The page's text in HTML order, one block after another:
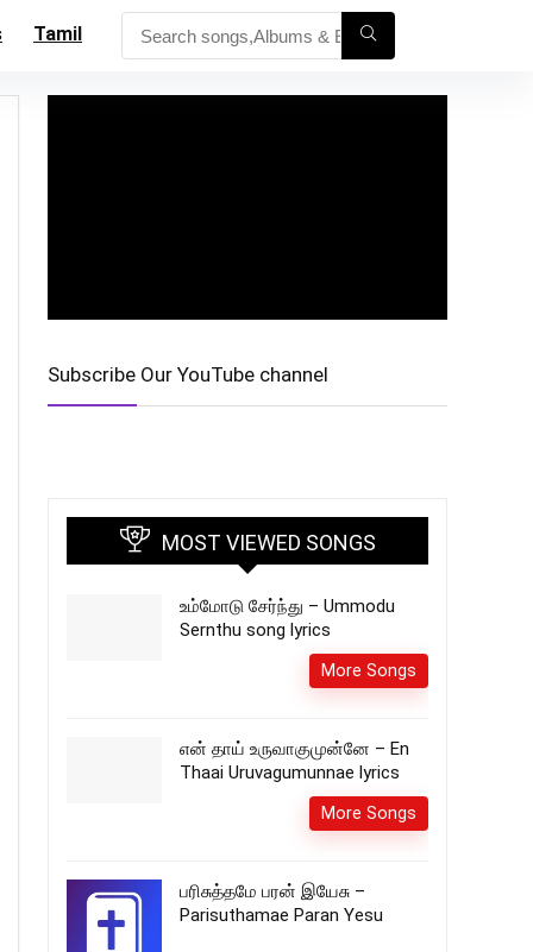
Tamil
Subscribe Our YouTube channel
MOST VIEWED SONGS
உம்மோடு சேர்ந்து – Ummodu
Sernthu song lyrics
More Songs
என் தாய் உருவாகுமுன்னே – En
Thaai Uruvagumunnae lyrics
More Songs
பரிசுத்தமே பரன் இயேசு –
Parisuthamae Paran Yesu